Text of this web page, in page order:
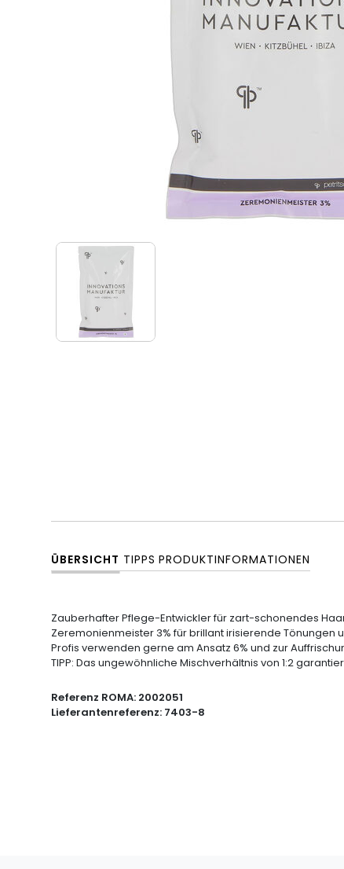
ÜBERSICHT TIPPS PRODUKTINFORMATIONEN
Zauberhafter Pflege-Entwickler für zart-schonendes
Zeremonienmeister 3% für brillant irisierende
Profis verwenden gerne am Ansatz 6% und zur
TIPP: Das ungewöhnliche Mischverhältnis von 1:2
Referenz ROMA: 2002051
Lieferantenreferenz: 7403-8